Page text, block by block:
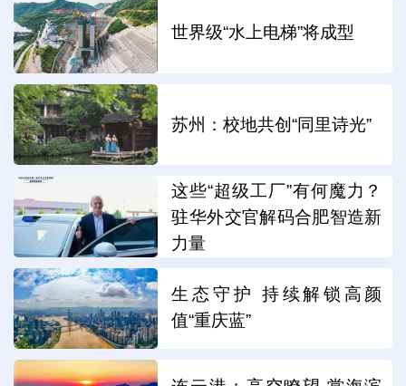
世界级“水上电梯”将成型
苏州：校地共创“同里诗光”
这些“超级工厂”有何魔力？
驻华外交官解码合肥智造新
力量
生态守护 持续解锁高颜
值“重庆蓝”